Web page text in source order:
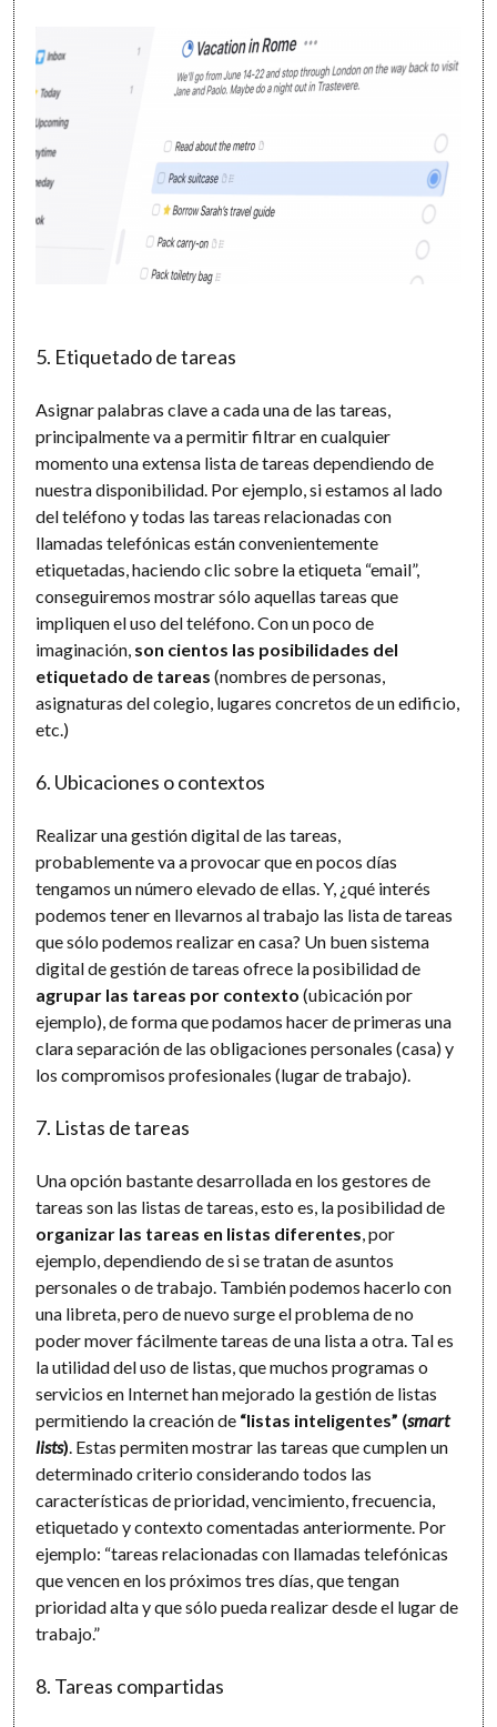
5. Etiquetado de tareas
Asignar palabras clave a cada una de las tareas,
principalmente va a permitir filtrar en cualquier
momento una extensa lista de tareas dependiendo de
nuestra disponibilidad. Por ejemplo, si estamos al lado
del teléfono y todas las tareas relacionadas con
llamadas telefónicas están convenientemente
etiquetadas, haciendo clic sobre la etiqueta “email”,
conseguiremos mostrar sólo aquellas tareas que
impliquen el uso del teléfono. Con un poco de
imaginación, son cientos las posibilidades del
etiquetado de tareas (nombres de personas,
asignaturas del colegio, lugares concretos de un edificio,
etc.)
6. Ubicaciones o contextos
Realizar una gestión digital de las tareas,
probablemente va a provocar que en pocos días
tengamos un número elevado de ellas. Y, ¿qué interés
podemos tener en llevarnos al trabajo las lista de tareas
que sólo podemos realizar en casa? Un buen sistema
digital de gestión de tareas ofrece la posibilidad de
agrupar las tareas por contexto (ubicación por
ejemplo), de forma que podamos hacer de primeras una
clara separación de las obligaciones personales (casa) y
los compromisos profesionales (lugar de trabajo).
7. Listas de tareas
Una opción bastante desarrollada en los gestores de
tareas son las listas de tareas, esto es, la posibilidad de
organizar las tareas en listas diferentes, por
ejemplo, dependiendo de si se tratan de asuntos
personales o de trabajo. También podemos hacerlo con
una libreta, pero de nuevo surge el problema de no
poder mover fácilmente tareas de una lista a otra. Tal es
la utilidad del uso de listas, que muchos programas o
servicios en Internet han mejorado la gestión de listas
permitiendo la creación de “listas inteligentes” (smart
lists). Estas permiten mostrar las tareas que cumplen un
determinado criterio considerando todos las
características de prioridad, vencimiento, frecuencia,
etiquetado y contexto comentadas anteriormente. Por
ejemplo: “tareas relacionadas con llamadas telefónicas
que vencen en los próximos tres días, que tengan
prioridad alta y que sólo pueda realizar desde el lugar de
trabajo.”
8. Tareas compartidas